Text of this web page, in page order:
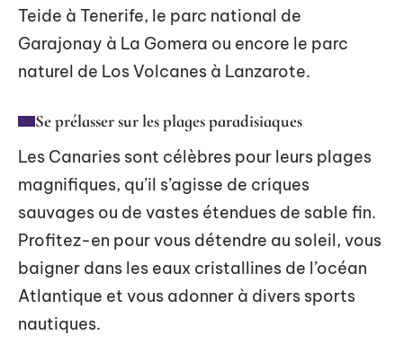
Teide à Tenerife, le parc national de
Garajonay à La Gomera ou encore le parc
naturel de Los Volcanes à Lanzarote.
Se prélasser sur les plages paradisiaques
Les Canaries sont célèbres pour leurs plages
magnifiques, qu’il s’agisse de criques
sauvages ou de vastes étendues de sable fin.
Profitez-en pour vous détendre au soleil, vous
baigner dans les eaux cristallines de l’océan
Atlantique et vous adonner à divers sports
nautiques.